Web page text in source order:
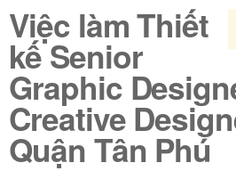
Việc làm Thiết
kế Senior
Graphic
Creative
Quận Tân Phú